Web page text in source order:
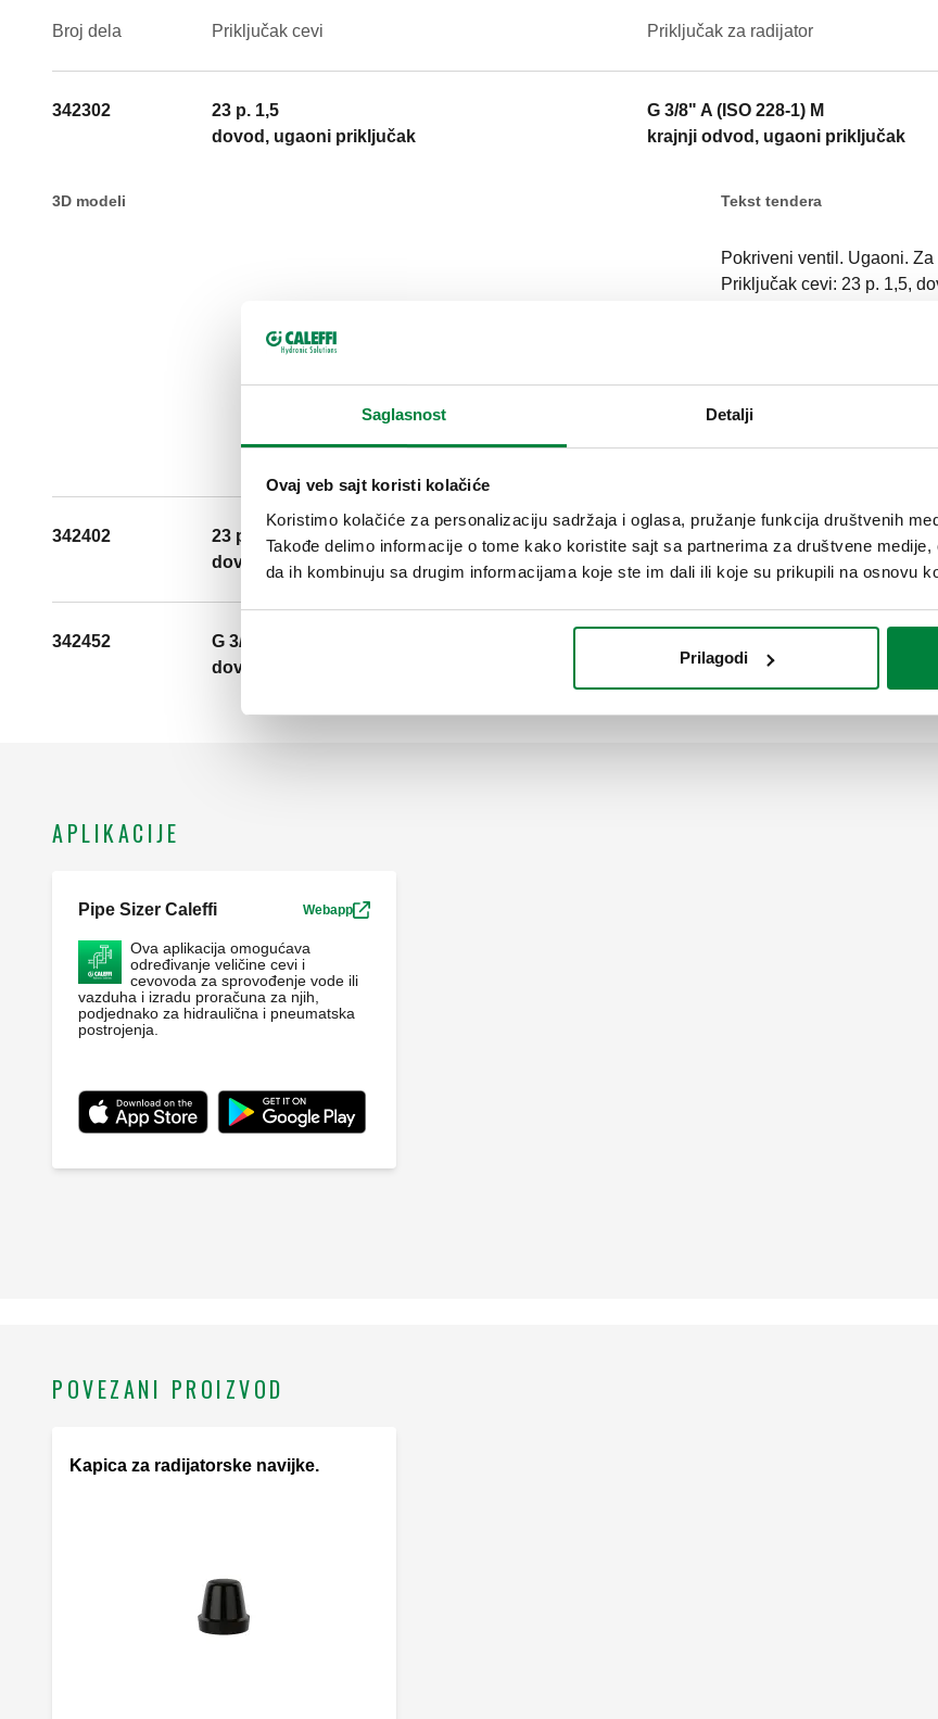
Saglasnost Detalji
Ovaj veb sajt koristi kolačiće
Koristimo kolačiće za personalizaciju sadržaja i oglasa, pružanje funkcija društvenih
Takođe delimo informacije o tome kako koristite sajt sa partnerima za društvene
da ih kombinuju sa drugim informacijama koje ste im dali ili koje su prikupili na osnovu
Prilagodi
Broj dela Priključak cevi Priključak za radijator
342302
23 p. 1,5
dovod, ugaoni priključak
G 3/8" A (ISO 228-1) M
krajnji odvod, ugaoni priključak
3D modeli Tekst tendera
Pokriveni ventil. Ugaoni.
Priključak cevi: 23 p. 1,5,
Priključak za radijator: G
Maksimalni radni pritisak:
SCIP code
342402
23 p. 1,5
dovod, ugaoni priključak
G 1/2" A (ISO 228-1) M
krajnji odvod, ugaoni priključak
342452
G 3/4" A (ISO 228-1) M
dovod, ugaoni priključak
krajnji odvod, ugaoni priključak
APLIKACIJE
Pipe Sizer Caleffi Webapp
Ova aplikacija omogućava
određivanje veličine cevi i
cevovoda za sprovođenje vode ili
vazduha i izradu proračuna za njih,
podjednako za hidraulična i pneumatska
postrojenja.
POVEZANI PROIZVOD
Kapica za radijatorske navijke.